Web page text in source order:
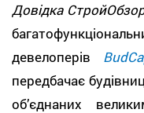
Довідка
девелоперів
передбачає
об’єднаних